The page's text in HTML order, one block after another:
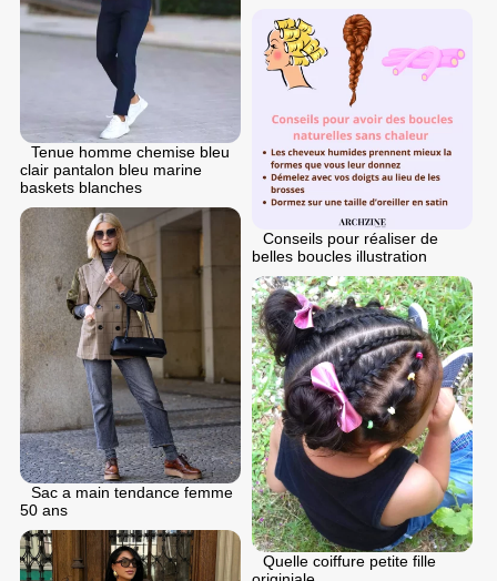
Tenue homme chemise bleu
clair pantalon bleu marine
baskets blanches
Conseils pour réaliser de
belles boucles illustration
Sac a main tendance femme
50 ans
Quelle coiffure petite fille